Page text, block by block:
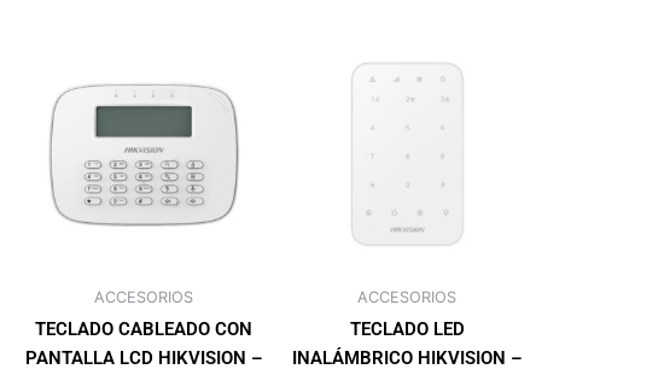
ACCESORIOS
TECLADO CABLEADO CON
PANTALLA LCD HIKVISION –
ACCESORIOS
TECLADO LED
INALÁMBRICO HIKVISION –